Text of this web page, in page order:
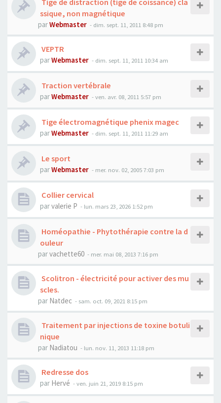
Tige de distraction (tige de coissance) cla
ssique, non magnétique
parWebmaster - dim. sept. 11, 2011 8:48 pm
VEPTR
parWebmaster - dim. sept. 11, 2011 10:34 am
Traction vertébrale
parWebmaster - ven. avr. 08, 2011 5:57 pm
Tige électromagnétique phenix magec
parWebmaster - dim. sept. 11, 2011 11:29 am
Le sport
parWebmaster - mer. nov. 02, 2005 7:03 pm
Collier cervical
parvalerie P - lun. mars 23, 2026 1:52 pm
Homéopathie - Phytothérapie contre la d
ouleur
parvachette60 - mer. mai 08, 2013 7:16 pm
Scolitron - électricité pour activer des mu
scles.
par Natdec - sam. oct. 09, 2021 8:15 pm
Traitement par injections de toxine botuli
nique
par Nadiatou - lun. nov. 11, 2013 11:18 pm
Redresse dos
par Hervé - ven. juin 21, 2019 8:15 pm